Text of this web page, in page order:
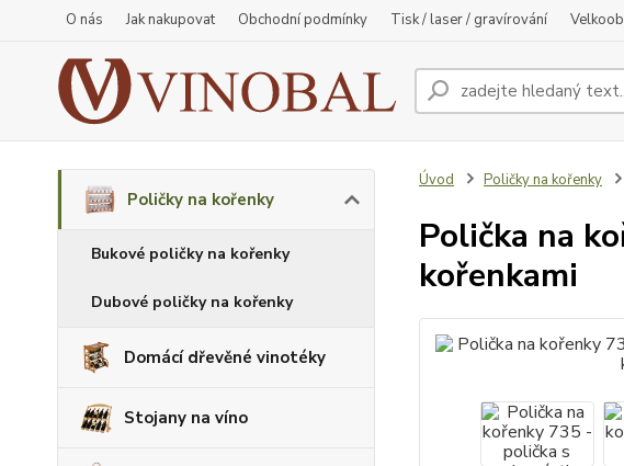
O nás Jak nakupovat Obchodní podmínky Tisk / laser / gravírování
Poličky na kořenky
Bukové poličky na kořenky
Dubové poličky na kořenky
Domácí dřevěné vinotéky
Stojany na víno
Úvod Poličky na kořenky
Polička na
kořenkami